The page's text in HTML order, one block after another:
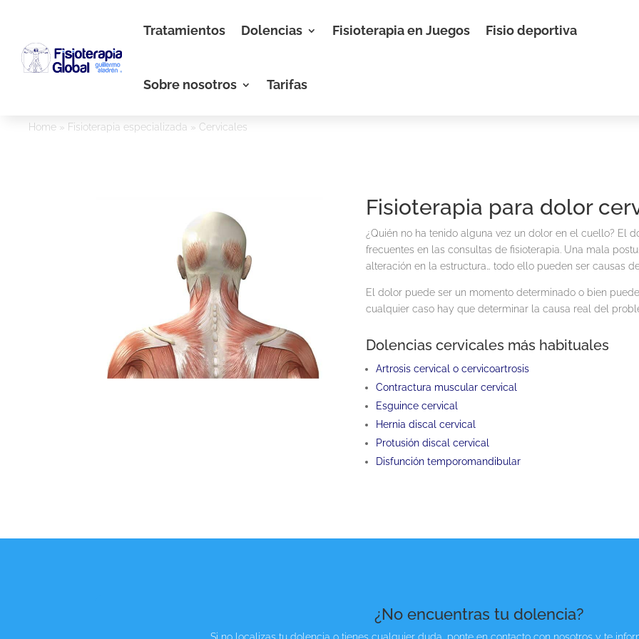
Tratamientos Dolencias Fisioterapia en Juegos Fisio deportiva
Sobre nosotros Tarifas
Home » Fisioterapia especializada » Cervicales
Fisioterapia para dolor
¿Quién no ha tenido alguna vez un dolor en el cuello? El
frecuentes en las consultas de fisioterapia. Una mala
alteración en la estructura… todo ello pueden ser causas
El dolor puede ser un momento determinado o bien
cualquier caso hay que determinar la causa real del
Dolencias cervicales más habituales
Artrosis cervical o cervicoartrosis
Contractura muscular cervical
Esguince cervical
Hernia discal cervical
Protusión discal cervical
Disfunción temporomandibular
¿No encuentras tu dolencia?